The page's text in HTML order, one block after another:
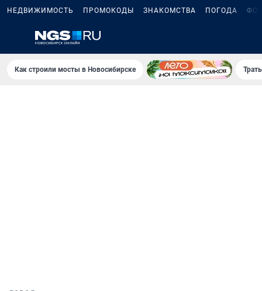
НЕДВИЖИМОСТЬ ПРОМОКОДЫ ЗНАКОМСТВА ПОГОДА
Как строили мосты в Новосибирске